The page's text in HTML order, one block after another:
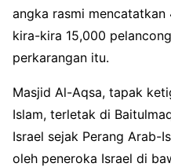
angka rasmi
kira-kira 15,000
perkarangan itu.
Masjid Al-Aqsa, tapak
Islam, terletak di
Israel sejak Perang Arab-
oleh peneroka Israel di